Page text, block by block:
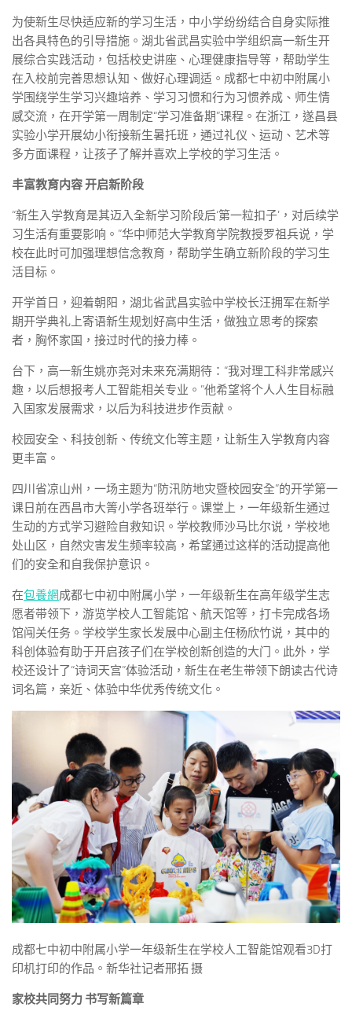
为使新生尽快适应新的学习生活，中小学纷纷结合自身实际推
出各具特色的引导措施。湖北省武昌实验中学组织高一新生开
展综合实践活动，包括校史讲座、心理健康指导等，帮助学生
在入校前完善思想认知、做好心理调适。成都七中初中附属小
学围绕学生学习兴趣培养、学习习惯和行为习惯养成、师生情
感交流，在开学第一周制定“学习准备期”课程。在浙江，遂昌县
实验小学开展幼小衔接新生暑托班，通过礼仪、运动、艺术等
多方面课程，让孩子了解并喜欢上学校的学习生活。
丰富教育内容 开启新阶段
“新生入学教育是其迈入全新学习阶段后‘第一粒扣子’，对后续学
习生活有重要影响。”华中师范大学教育学院教授罗祖兵说，学
校在此时可加强理想信念教育，帮助学生确立新阶段的学习生
活目标。
开学首日，迎着朝阳，湖北省武昌实验中学校长汪拥军在新学
期开学典礼上寄语新生规划好高中生活，做独立思考的探索
者，胸怀家国，接过时代的接力棒。
台下，高一新生姚亦尧对未来充满期待：“我对理工科非常感兴
趣，以后想报考人工智能相关专业。”他希望将个人人生目标融
入国家发展需求，以后为科技进步作贡献。
校园安全、科技创新、传统文化等主题，让新生入学教育内容
更丰富。
四川省凉山州，一场主题为“防汛防地灾暨校园安全”的开学第一
课日前在西昌市大箐小学各班举行。课堂上，一年级新生通过
生动的方式学习避险自救知识。学校教师沙马比尔说，学校地
处山区，自然灾害发生频率较高，希望通过这样的活动提高他
们的安全和自我保护意识。
在包養網成都七中初中附属小学，一年级新生在高年级学生志
愿者带领下，游览学校人工智能馆、航天馆等，打卡完成各场
馆闯关任务。学校学生家长发展中心副主任杨欣竹说，其中的
科创体验有助于开启孩子们在学校创新创造的大门。此外，学
校还设计了“诗词天宫”体验活动，新生在老生带领下朗读古代诗
词名篇，亲近、体验中华优秀传统文化。
成都七中初中附属小学一年级新生在学校人工智能馆观看3D打
印机打印的作品。新华社记者邢拓 摄
家校共同努力 书写新篇章